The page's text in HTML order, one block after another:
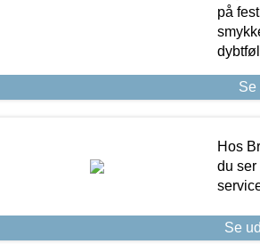
på
Se
Hos
du ser
Se